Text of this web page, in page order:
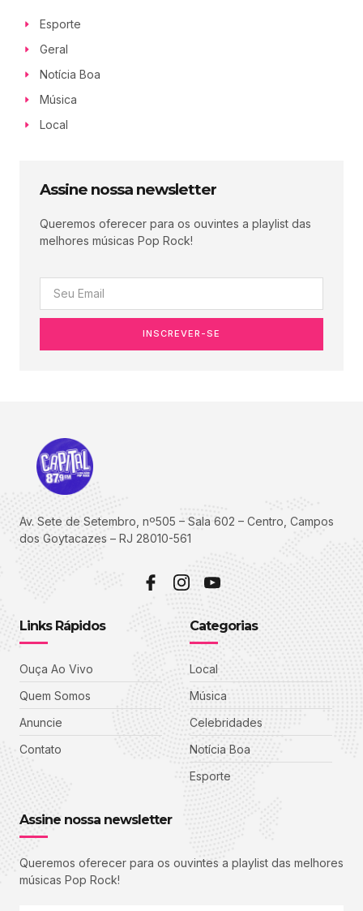
Esporte
Geral
Notícia Boa
Música
Local
Assine nossa newsletter
Queremos oferecer para os ouvintes a playlist das
melhores músicas Pop Rock!
INSCREVER-SE
Av. Sete de Setembro, nº505 – Sala 602 – Centro, Campos
dos Goytacazes – RJ 28010-561
Links Rápidos
Ouça Ao Vivo
Quem Somos
Anuncie
Contato
Categorias
Local
Música
Celebridades
Notícia Boa
Esporte
Assine nossa newsletter
Queremos oferecer para os ouvintes a playlist das melhores
músicas Pop Rock!